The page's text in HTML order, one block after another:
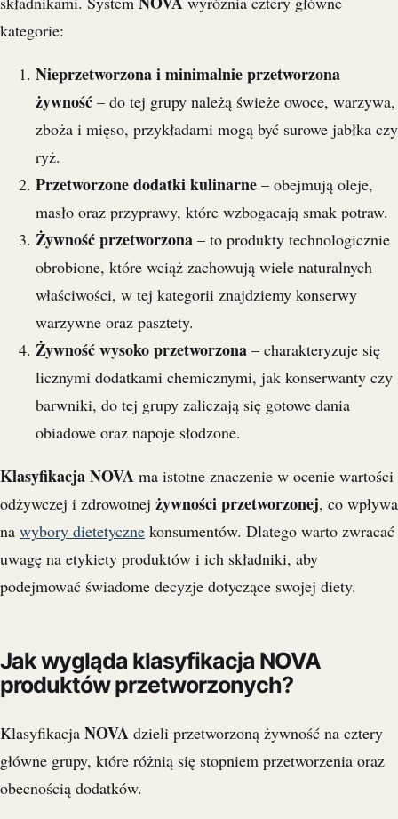
kategorie:
Nieprzetworzona i minimalnie przetworzona
żywność – do tej grupy należą świeże owoce, warzywa,
zboża i mięso, przykładami mogą być surowe jabłka czy
ryż.
Przetworzone dodatki kulinarne – obejmują oleje,
masło oraz przyprawy, które wzbogacają smak potraw.
Żywność przetworzona – to produkty technologicznie
obrobione, które wciąż zachowują wiele naturalnych
właściwości, w tej kategorii znajdziemy konserwy
warzywne oraz pasztety.
Żywność wysoko przetworzona – charakteryzuje się
licznymi dodatkami chemicznymi, jak konserwanty czy
barwniki, do tej grupy zaliczają się gotowe dania
obiadowe oraz napoje słodzone.
Klasyfikacja NOVA ma istotne znaczenie w ocenie wartości
odżywczej i zdrowotnej żywności przetworzonej, co wpływa
na wybory dietetyczne konsumentów. Dlatego warto zwracać
uwagę na etykiety produktów i ich składniki, aby
podejmować świadome decyzje dotyczące swojej diety.
Jak wygląda klasyfikacja NOVA
produktów przetworzonych?
Klasyfikacja NOVA dzieli przetworzoną żywność na cztery
główne grupy, które różnią się stopniem przetworzenia oraz
obecnością dodatków.